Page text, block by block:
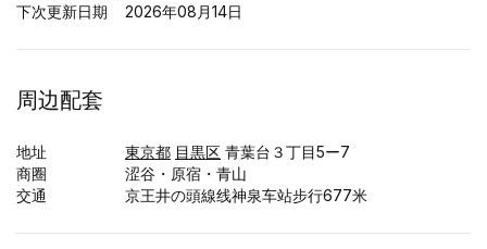
下次更新日期
2026年08月14日
周边配套
地址 東京都 目黒区 青葉台３丁目5ー7
商圈
涩谷・原宿・青山
交通
京王井の頭線线神泉车站步行677米